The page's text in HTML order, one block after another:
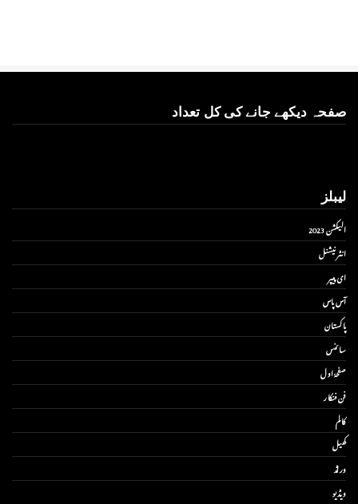
صفحہ دیکھے جانے کی کل تعداد
لیبلز
الیکشن 2023
انٹر نیشنل
ای پیپر
آس پاس
پاکستان
سائنس
صفحۂ اول
فن فنکار
کالم
کھیل
ورلڈ
ویڈیو